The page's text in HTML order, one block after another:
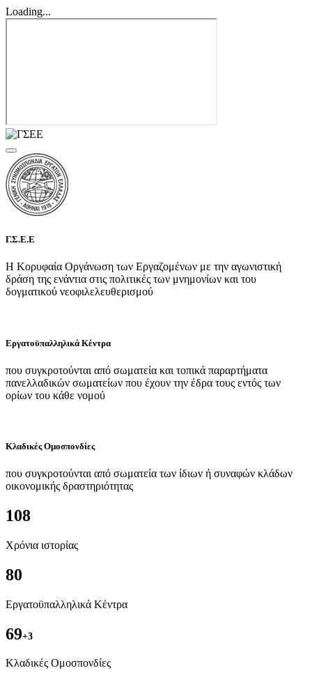
Loading...
Γ.Σ.Ε.Ε
Η Κορυφαία Οργάνωση των Εργαζομένων με την αγωνιστική
δράση της ενάντια στις πολιτικές των μνημονίων και του
δογματικού νεοφιλελευθερισμού
Εργατοϋπαλληλικά Κέντρα
που συγκροτούνται από σωματεία και τοπικά παραρτήματα
πανελλαδικών σωματείων που έχουν την έδρα τους εντός των
ορίων του κάθε νομού
Κλαδικές Ομοσπονδίες
που συγκροτούνται από σωματεία των ίδιων ή συναφών κλάδων
οικονομικής δραστηριότητας
108
Χρόνια ιστορίας
80
Εργατοϋπαλληλικά Κέντρα
69+3
Kλαδικές Ομοσπονδίες